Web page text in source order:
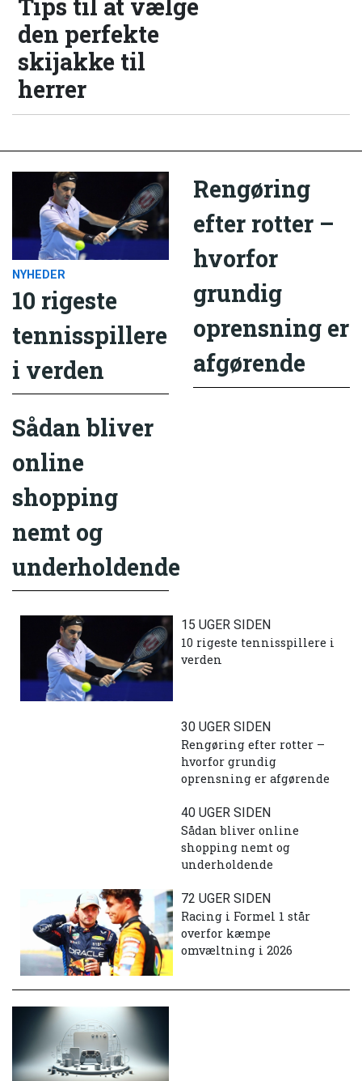
den perfekte
skijakke til
herrer
NYHEDER
10 rigeste
tennisspillere
i verden
Rengøring
efter rotter –
hvorfor
grundig
oprensning er
afgørende
Sådan bliver
online
shopping
nemt og
underholdende
15 UGER SIDEN
10 rigeste tennisspillere i
verden
30 UGER SIDEN
Rengøring efter rotter –
hvorfor grundig
oprensning er afgørende
40 UGER SIDEN
Sådan bliver online
shopping nemt og
underholdende
72 UGER SIDEN
Racing i Formel 1 står
overfor kæmpe
omvæltning i 2026